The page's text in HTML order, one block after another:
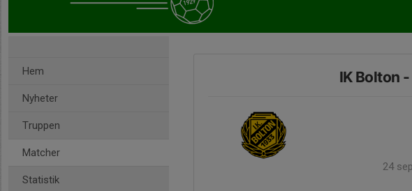
Hem
Nyheter
Truppen
Matcher
Statistik
IK Bolton
24